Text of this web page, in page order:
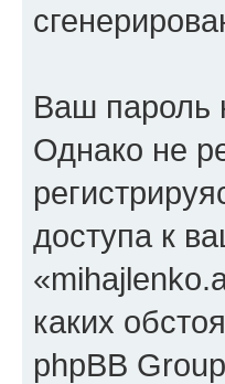
Ваш пароль
Однако не
доступа к
каких
phpBB